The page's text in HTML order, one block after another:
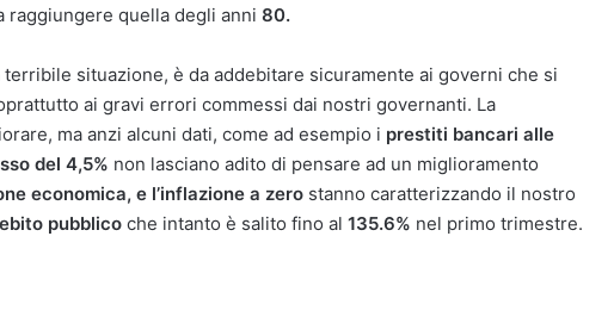
quella degli anni 80.
situazione, è da addebitare sicuramente ai governi che si
ai gravi errori commessi dai nostri governanti. La
ma anzi alcuni dati, come ad esempio i prestiti bancari alle
del 4,5% non lasciano adito di pensare ad un miglioramento
economica, e l’inflazione a zero stanno caratterizzando il nostro
pubblico che intanto è salito fino al 135.6% nel primo trimestre.